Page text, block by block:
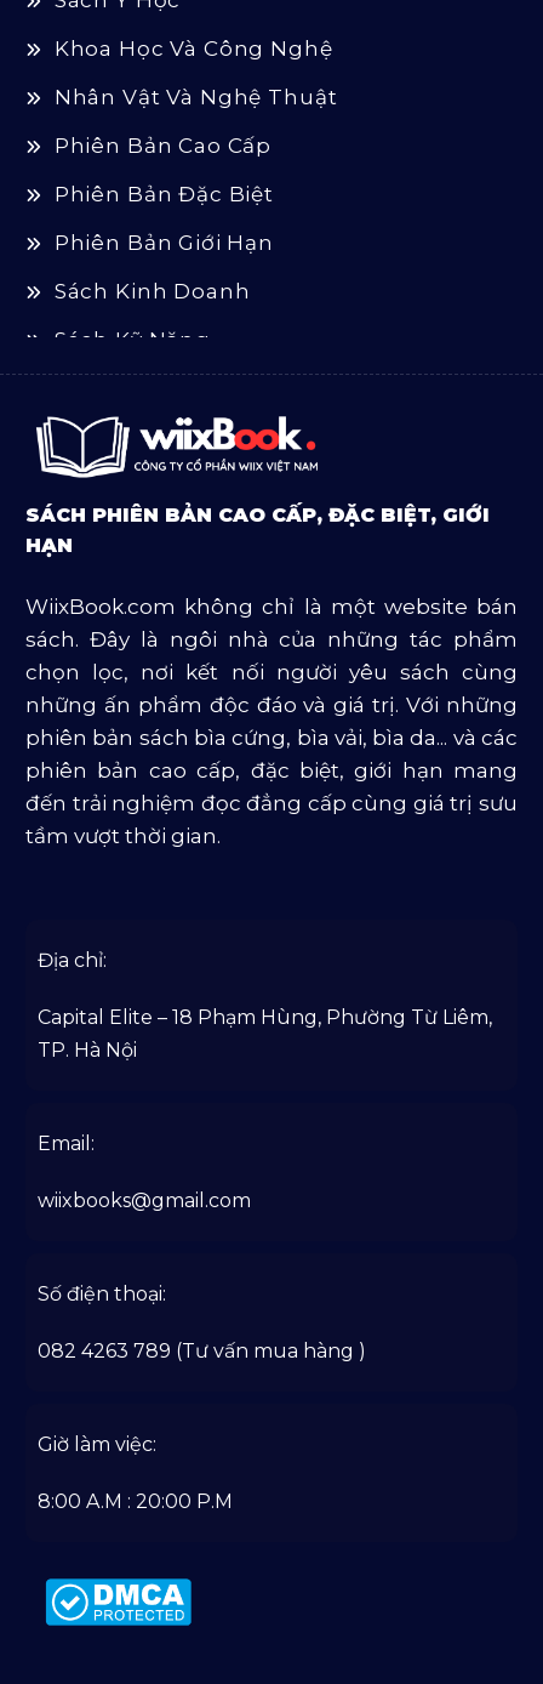
Khoa Học Và Công Nghệ
Nhân Vật Và Nghệ Thuật
Phiên Bản Cao Cấp
Phiên Bản Đặc Biệt
Phiên Bản Giới Hạn
Sách Kinh Doanh
Sách Kỹ Năng
Sách Ngoại Văn
Sách Tôn Giáo
Sản Phẩm Mở Bán
Văn Học Và Lịch Sử
SÁCH PHIÊN BẢN CAO CẤP, ĐẶC BIỆT, GIỚI
HẠN
WiixBook.com không chỉ là một website bán
sách. Đây là ngôi nhà của những tác phẩm
chọn lọc, nơi kết nối người yêu sách cùng
những ấn phẩm độc đáo và giá trị. Với những
phiên bản sách bìa cứng, bìa vải, bìa da... và các
phiên bản cao cấp, đặc biệt, giới hạn mang
đến trải nghiệm đọc đẳng cấp cùng giá trị sưu
tầm vượt thời gian.
Địa chỉ:
Capital Elite – 18 Phạm Hùng, Phường Từ Liêm,
TP. Hà Nội
Email:
wiixbooks@gmail.com
Số điện thoại:
082 4263 789 (Tư vấn mua hàng )
Giờ làm việc:
8:00 A.M : 20:00 P.M